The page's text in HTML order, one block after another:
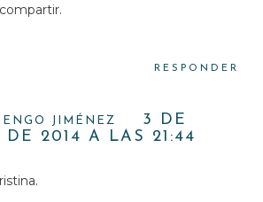
RESPONDER
JIMÉNEZ
3 DE
DE 2014 A LAS 21:44